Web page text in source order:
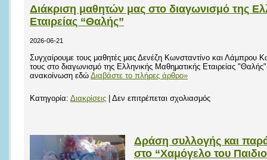
του
περιφερειακό
Συμβούλιο
Διάκριση μαθητών μας στο διαγωνισμό της
Εταιρείας “Θαλής”
2026-06-21
Συγχαίρουμε τους μαθητές μας Δενέζη Κωνσταντίνο και Λάμπρου
τους στο διαγωνισμό της Ελληνικής Μαθηματικής Εταιρείας
ανακοίνωση εδώ Διαβάστε το πλήρες άρθρο»
Κατηγορία: Διακρίσεις Δεν επιτρέπεται σχολιασμόςστο
μας
στο
Δράση συλλογής και
στο “Χαμόγελο του